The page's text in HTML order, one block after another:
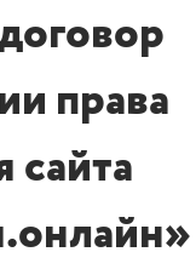
права
сайта